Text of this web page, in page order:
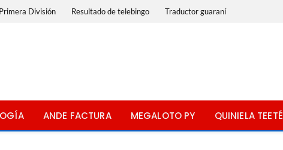
División Resultado de telebingo Traductor guaraní
ANDE FACTURA MEGALOTO PY QUINIELA TEETÉ